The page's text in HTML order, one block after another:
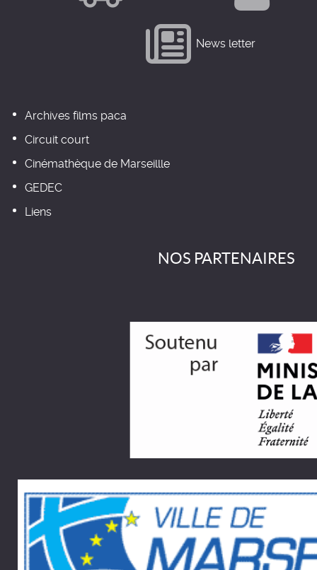
News letter
Archives films paca
Circuit court
Cinémathèque de Marseillle
GEDEC
Liens
NOS PARTENAIRES